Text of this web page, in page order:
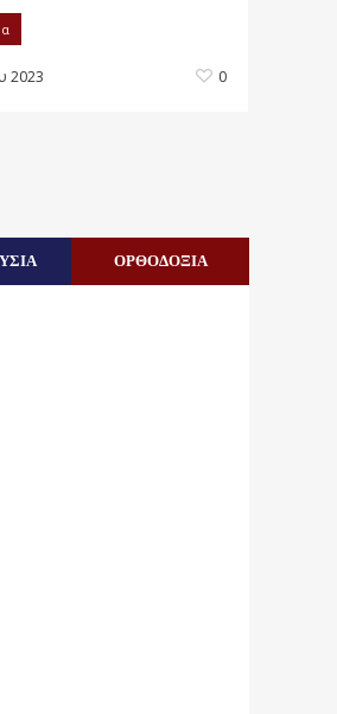
2023 0
ΟΡΘΟΔΟΞΙΑ